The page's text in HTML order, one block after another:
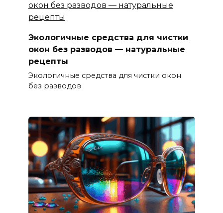
Экологичные средства для чистки
окон без разводов — натуральные
рецепты
Экологичные средства для чистки окон
без разводов